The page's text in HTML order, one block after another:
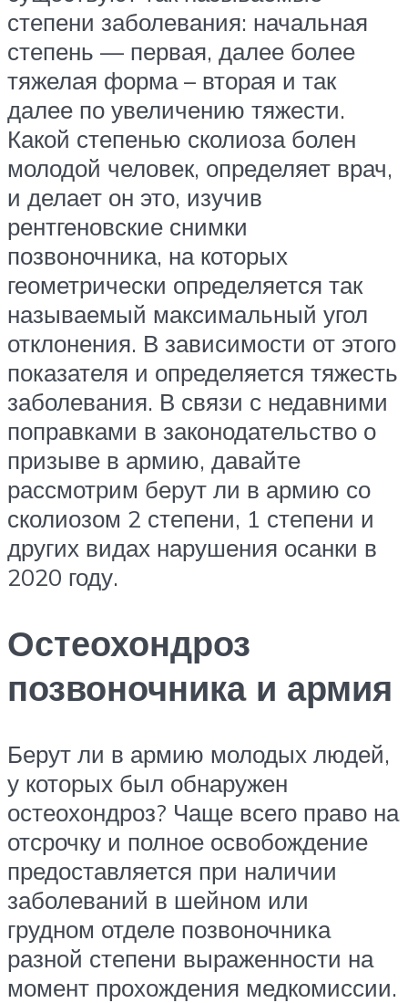
степени заболевания: начальная
степень — первая, далее более
тяжелая форма – вторая и так
далее по увеличению тяжести.
Какой степенью сколиоза болен
молодой человек, определяет врач,
и делает он это, изучив
рентгеновские снимки
позвоночника, на которых
геометрически определяется так
называемый максимальный угол
отклонения. В зависимости от этого
показателя и определяется тяжесть
заболевания. В связи с недавними
поправками в законодательство о
призыве в армию, давайте
рассмотрим берут ли в армию со
сколиозом 2 степени, 1 степени и
других видах нарушения осанки в
2020 году.
Остеохондроз
позвоночника и армия
Берут ли в армию молодых людей,
у которых был обнаружен
остеохондроз? Чаще всего право на
отсрочку и полное освобождение
предоставляется при наличии
заболеваний в шейном или
грудном отделе позвоночника
разной степени выраженности на
момент прохождения медкомиссии.